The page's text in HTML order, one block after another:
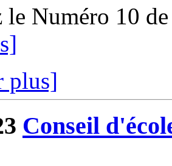
le Numéro 10
plus]
Conseil